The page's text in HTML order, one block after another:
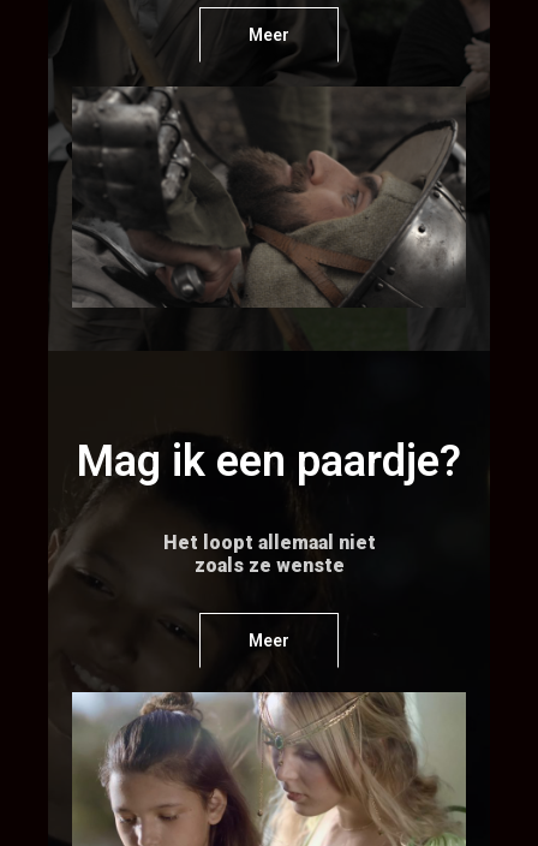
Meer
Mag ik een paardje?
Het loopt allemaal niet
zoals ze wenste
Meer